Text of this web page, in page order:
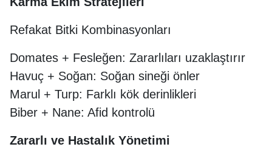
Refakat Bitki Kombinasyonları
Domates + Fesleğen: Zararlıları uzaklaştırır
Havuç + Soğan: Soğan sineği önler
Marul + Turp: Farklı kök derinlikleri
Biber + Nane: Afid kontrolü
Zararlı ve Hastalık Yönetimi